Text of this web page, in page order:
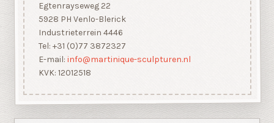
Egtenrayseweg 22
5928 PH Venlo-Blerick
Industrieterrein 4446
Tel: +31 (0)77 3872327
E-mail: info@martinique-sculpturen.nl
KVK: 12012518